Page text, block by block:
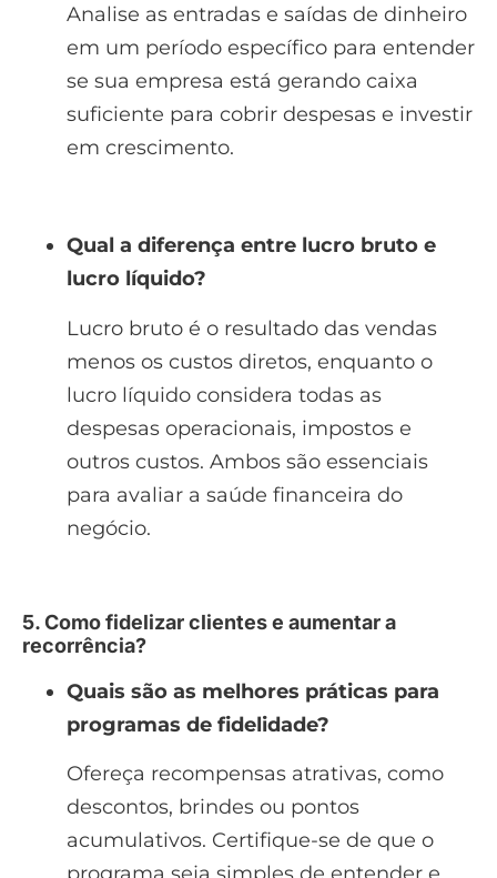
Analise as entradas e saídas de dinheiro
em um período específico para entender
se sua empresa está gerando caixa
suficiente para cobrir despesas e investir
em crescimento.
Qual a diferença entre lucro bruto e
lucro líquido?
Lucro bruto é o resultado das vendas
menos os custos diretos, enquanto o
lucro líquido considera todas as
despesas operacionais, impostos e
outros custos. Ambos são essenciais
para avaliar a saúde financeira do
negócio.
5. Como fidelizar clientes e aumentar a
recorrência?
Quais são as melhores práticas para
programas de fidelidade?
Ofereça recompensas atrativas, como
descontos, brindes ou pontos
acumulativos. Certifique-se de que o